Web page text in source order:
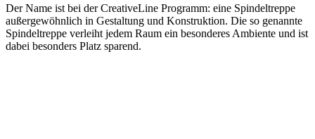
Der Name ist bei der CreativeLine Programm: eine Spindeltreppe
außergewöhnlich in Gestaltung und Konstruktion. Die so genannte
Spindeltreppe verleiht jedem Raum ein besonderes Ambiente und ist
dabei besonders Platz sparend.